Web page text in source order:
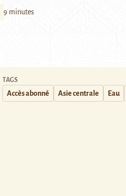
9 minutes
TAGS
Accès abonné Asie centrale Eau